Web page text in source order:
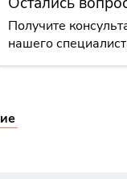
Получите
нашего